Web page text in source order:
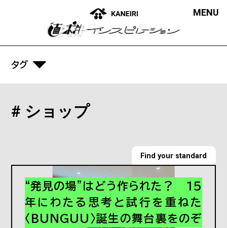
Find your standard
What a WORK PLACE！
偏愛オフィスカタログ
Source of ideas
ABOUT
MENU
タグ
# イベント
# ショップ
# ローカル
# 働き方
# ショップ
Find your standard
“発見の場”はどう作られた？ 15
年にわたる思考と試行を重ねた
〈BUNGUU〉誕生の舞台裏をのぞ